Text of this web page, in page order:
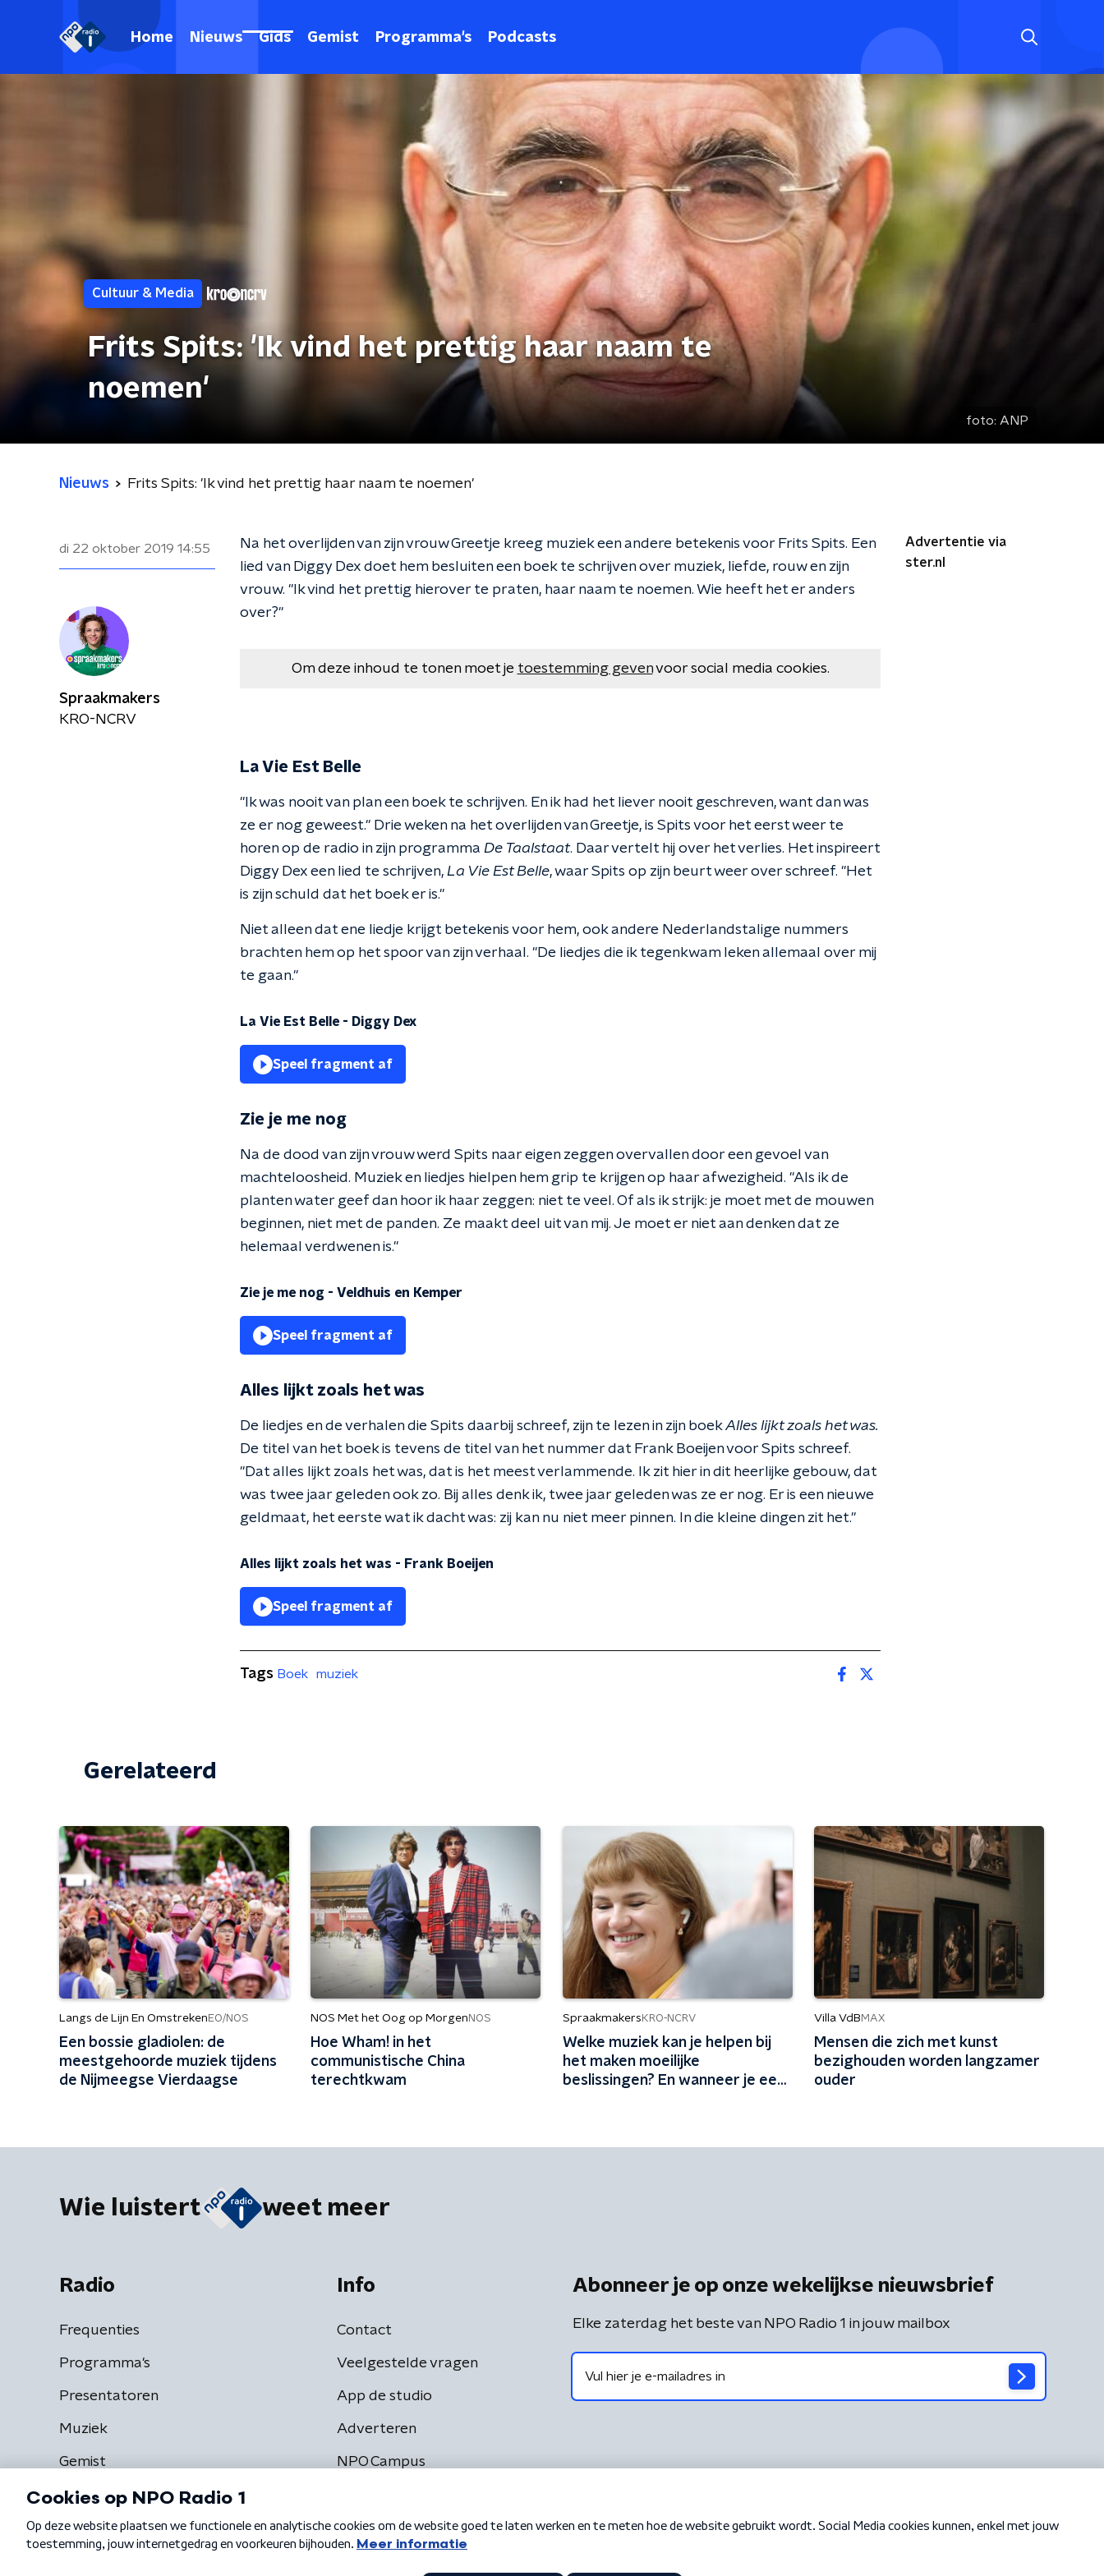
Home Nieuws Gids Gemist Programma's Podcasts
Cultuur & Media
Frits Spits: 'Ik vind het prettig haar naam te
noemen'
foto: ANP
Nieuws Frits Spits: 'Ik vind het prettig haar naam te noemen'
di 22 oktober 2019 14:55
Na het overlijden van zijn vrouw Greetje kreeg muziek een andere betekenis voor Frits Spits. Een
lied van Diggy Dex doet hem besluiten een boek te schrijven over muziek, liefde, rouw en zijn
vrouw. "Ik vind het prettig hierover te praten, haar naam te noemen. Wie heeft het er anders
over?"
Om deze inhoud te tonen moet je toestemming gevenvoor social media cookies.
La Vie Est Belle
"Ik was nooit van plan een boek te schrijven. En ik had het liever nooit geschreven, want dan was
ze er nog geweest." Drie weken na het overlijden van Greetje, is Spits voor het eerst weer te
horen op de radio in zijn programma De Taalstaat. Daar vertelt hij over het verlies. Het inspireert
Diggy Dex een lied te schrijven, La Vie Est Belle, waar Spits op zijn beurt weer over schreef. "Het
is zijn schuld dat het boek er is."
Niet alleen dat ene liedje krijgt betekenis voor hem, ook andere Nederlandstalige nummers
brachten hem op het spoor van zijn verhaal. "De liedjes die ik tegenkwam leken allemaal over mij
te gaan."
La Vie Est Belle - Diggy Dex
Speel fragment af
Zie je me nog
Na de dood van zijn vrouw werd Spits naar eigen zeggen overvallen door een gevoel van
machteloosheid. Muziek en liedjes hielpen hem grip te krijgen op haar afwezigheid. "Als ik de
planten water geef dan hoor ik haar zeggen: niet te veel. Of als ik strijk: je moet met de mouwen
beginnen, niet met de panden. Ze maakt deel uit van mij. Je moet er niet aan denken dat ze
helemaal verdwenen is."
Zie je me nog - Veldhuis en Kemper
Speel fragment af
Alles lijkt zoals het was
De liedjes en de verhalen die Spits daarbij schreef, zijn te lezen in zijn boekAlles lijkt zoals het was.
De titel van het boek is tevens de titel van het nummer dat Frank Boeijen voor Spits schreef.
"Dat alles lijkt zoals het was, dat is het meest verlammende. Ik zit hier in dit heerlijke gebouw, dat
was twee jaar geleden ook zo. Bij alles denk ik, twee jaar geleden was ze er nog. Er is een nieuwe
geldmaat, het eerste wat ik dacht was: zij kan nu niet meer pinnen. In die kleine dingen zit het."
Alles lijkt zoals het was - Frank Boeijen
Speel fragment af
Advertentie via
ster.nl
Spraakmakers
KRO-NCRV
Tags Boek muziek
Gerelateerd
Langs de Lijn En Omstreken EO/NOS
Een bossie gladiolen: de
meestgehoorde muziek tijdens
de Nijmeegse Vierdaagse
NOS Met het Oog op Morgen NOS
Hoe Wham! in het
communistische China
terechtkwam
Spraakmakers KRO-NCRV
Welke muziek kan je helpen bij
het maken moeilijke
beslissingen? En wanneer je een
Villa VdB MAX
Mensen die zich met kunst
bezighouden worden langzamer
ouder
Wie luistert weet meer
Radio
Frequenties
Programma's
Presentatoren
Muziek
Gemist
Info
Contact
Veelgestelde vragen
App de studio
Adverteren
NPO Campus
Abonneer je op onze wekelijkse nieuwsbrief
Elke zaterdag het beste van NPO Radio 1 in jouw mailbox
Algemene voorwaarden Privacybeleid